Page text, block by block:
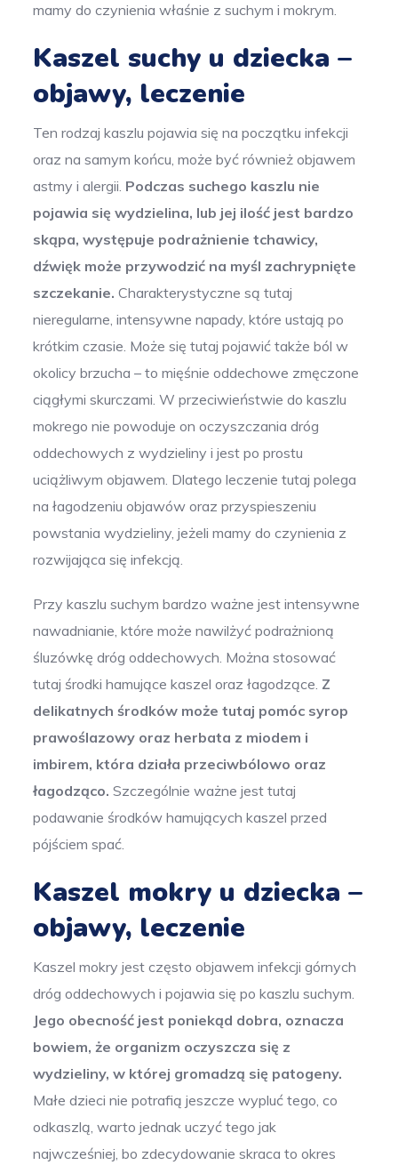
mamy do czynienia właśnie z suchym i mokrym.
Kaszel suchy u dziecka –
objawy, leczenie
Ten rodzaj kaszlu pojawia się na początku infekcji
oraz na samym końcu, może być również objawem
astmy i alergii. Podczas suchego kaszlu nie
pojawia się wydzielina, lub jej ilość jest bardzo
skąpa, występuje podrażnienie tchawicy,
dźwięk może przywodzić na myśl zachrypnięte
szczekanie. Charakterystyczne są tutaj
nieregularne, intensywne napady, które ustają po
krótkim czasie. Może się tutaj pojawić także ból w
okolicy brzucha – to mięśnie oddechowe zmęczone
ciągłymi skurczami. W przeciwieństwie do kaszlu
mokrego nie powoduje on oczyszczania dróg
oddechowych z wydzieliny i jest po prostu
uciążliwym objawem. Dlatego leczenie tutaj polega
na łagodzeniu objawów oraz przyspieszeniu
powstania wydzieliny, jeżeli mamy do czynienia z
rozwijająca się infekcją.
Przy kaszlu suchym bardzo ważne jest intensywne
nawadnianie, które może nawilżyć podrażnioną
śluzówkę dróg oddechowych. Można stosować
tutaj środki hamujące kaszel oraz łagodzące. Z
delikatnych środków może tutaj pomóc syrop
prawoślazowy oraz herbata z miodem i
imbirem, która działa przeciwbólowo oraz
łagodząco. Szczególnie ważne jest tutaj
podawanie środków hamujących kaszel przed
pójściem spać.
Kaszel mokry u dziecka –
objawy, leczenie
Kaszel mokry jest często objawem infekcji górnych
dróg oddechowych i pojawia się po kaszlu suchym.
Jego obecność jest poniekąd dobra, oznacza
bowiem, że organizm oczyszcza się z
wydzieliny, w której gromadzą się patogeny.
Małe dzieci nie potrafią jeszcze wypluć tego, co
odkaszlą, warto jednak uczyć tego jak
najwcześniej, bo zdecydowanie skraca to okres